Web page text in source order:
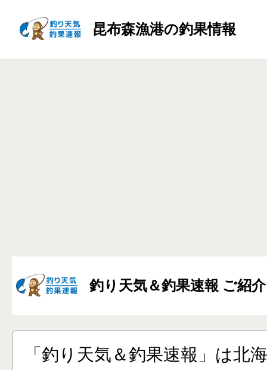
昆布森漁港の釣果情報
釣り天気＆釣果速報 ご紹介
「釣り天気＆釣果速報」は北